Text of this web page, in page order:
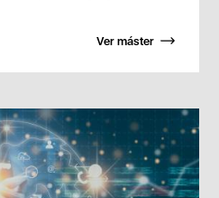
Ver máster